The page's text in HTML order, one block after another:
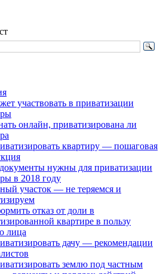
участвовать в приватизации
онлайн, приватизирована ли
квартиру — пошаговая
нужны для приватизации
в 2018 году
участок — не теряемся и
отказ от доли в
квартире в пользу
лица
дачу — рекомендации
землю под частным